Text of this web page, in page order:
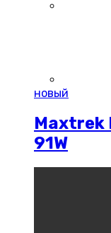
новый
Maxtrek
91W